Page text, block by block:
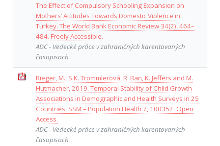
The Effect of Compulsory Schooling Expansion on
Mothers’ Attitudes Towards Domestic Violence in
Turkey. The World Bank Economic Review 34(2), 464–
484. Freely Accessible.
ADC - Vedecké práce v zahraničných karentovaných
časopisoch
Rieger, M., S.K. Trommlerová, R. Ban, K. Jeffers and M.
Hutmacher, 2019. Temporal Stability of Child Growth
Associations in Demographic and Health Surveys in 25
Countries. SSM – Population Health 7, 100352. Open
Access.
ADC - Vedecké práce v zahraničných karentovaných
časopisoch